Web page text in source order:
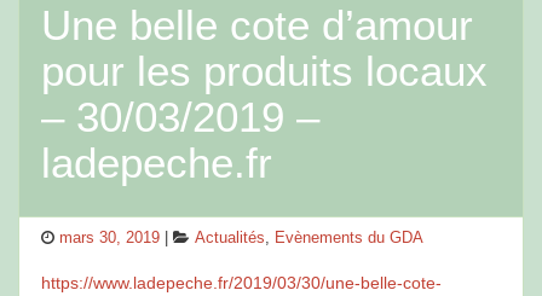
Une belle cote d’amour
pour les produits locaux
– 30/03/2019 –
ladepeche.fr
Posted
mars 30, 2019 Categories
Actualités, Evènements du GDA
https://www.ladepeche.fr/2019/03/30/une-belle-cote-